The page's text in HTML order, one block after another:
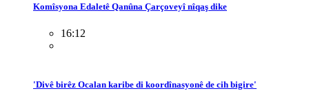
Komîsyona Edaletê Qanûna Çarçoveyî nîqaş dike
16:12
'Divê birêz Ocalan karibe di koordînasyonê de cih bigire'